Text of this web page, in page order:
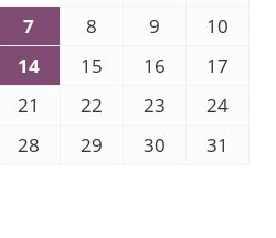
7 8 9
10
14 15 16
17
21 22 23
24
28 29 30 31